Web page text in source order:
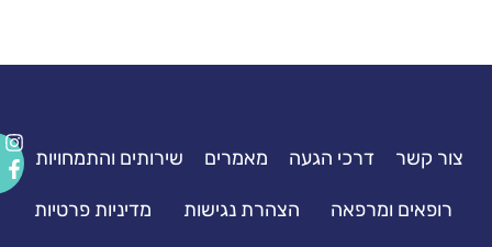
דרכי הגעה מאמרים שירותים והתמחויות
הצהרת נגישות מדיניות פרטיות
077-
7313131